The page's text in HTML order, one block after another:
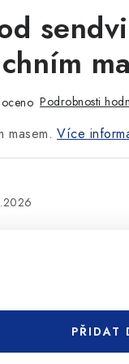
Podrobnosti
masem. Více
PŘIDAT